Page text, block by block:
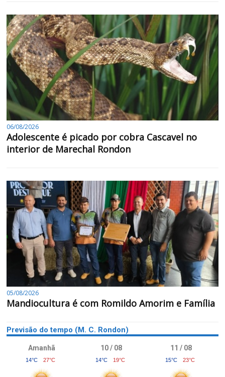
06/08/2026
Adolescente é picado por cobra Cascavel no
interior de Marechal Rondon
05/08/2026
Mandiocultura é com Romildo Amorim e Família
Previsão do tempo (M. C. Rondon)
Amanhã
14°C 27°C
10 / 08
14°C 19°C
11 / 08
15°C 23°C